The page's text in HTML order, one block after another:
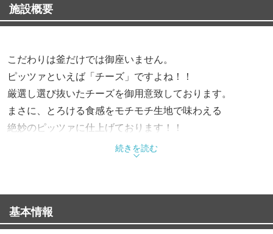
施設概要
こだわりは釜だけでは御座いません。
ピッツァといえば「チーズ」ですよね！！
厳選し選び抜いたチーズを御用意致しております。
まさに、とろける食感をモチモチ生地で味わえる
絶妙のピッツァに仕上げております！！
☆大人気ピッツァ 「マルゲリータEXTRA」…1,500円（税
本場のピッツァと非常に合う洋酒を多数御用意致しており
ます！！
続きを読む
基本情報